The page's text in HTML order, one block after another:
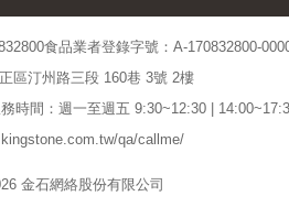
食品業者登錄字號：A-170832800-
區汀州路三段 160巷 3號 2樓
時間：週一至週五 9:30~12:30 |
qa/callme/
金石網絡股份有限公司